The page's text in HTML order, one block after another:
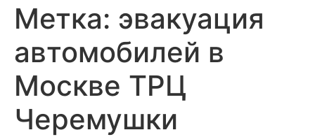
Метка: эвакуация
автомобилей в
Москве ТРЦ
Черемушки